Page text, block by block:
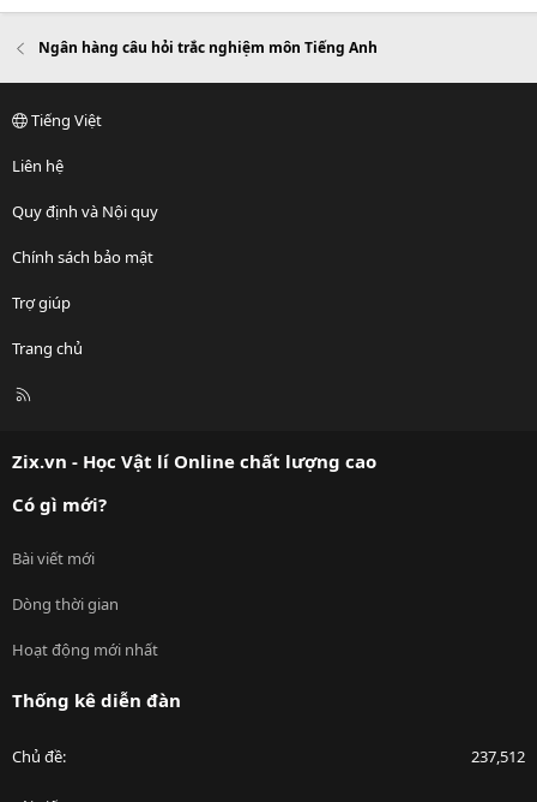
Ngân hàng câu hỏi trắc nghiệm môn Tiếng Anh
Tiếng Việt
Liên hệ
Quy định và Nội quy
Chính sách bảo mật
Trợ giúp
Trang chủ
R
Zix.vn - Học Vật lí Online chất lượng cao
Có gì mới?
Bài viết mới
Dòng thời gian
Hoạt động mới nhất
Thống kê diễn đàn
Chủ đề 237,512